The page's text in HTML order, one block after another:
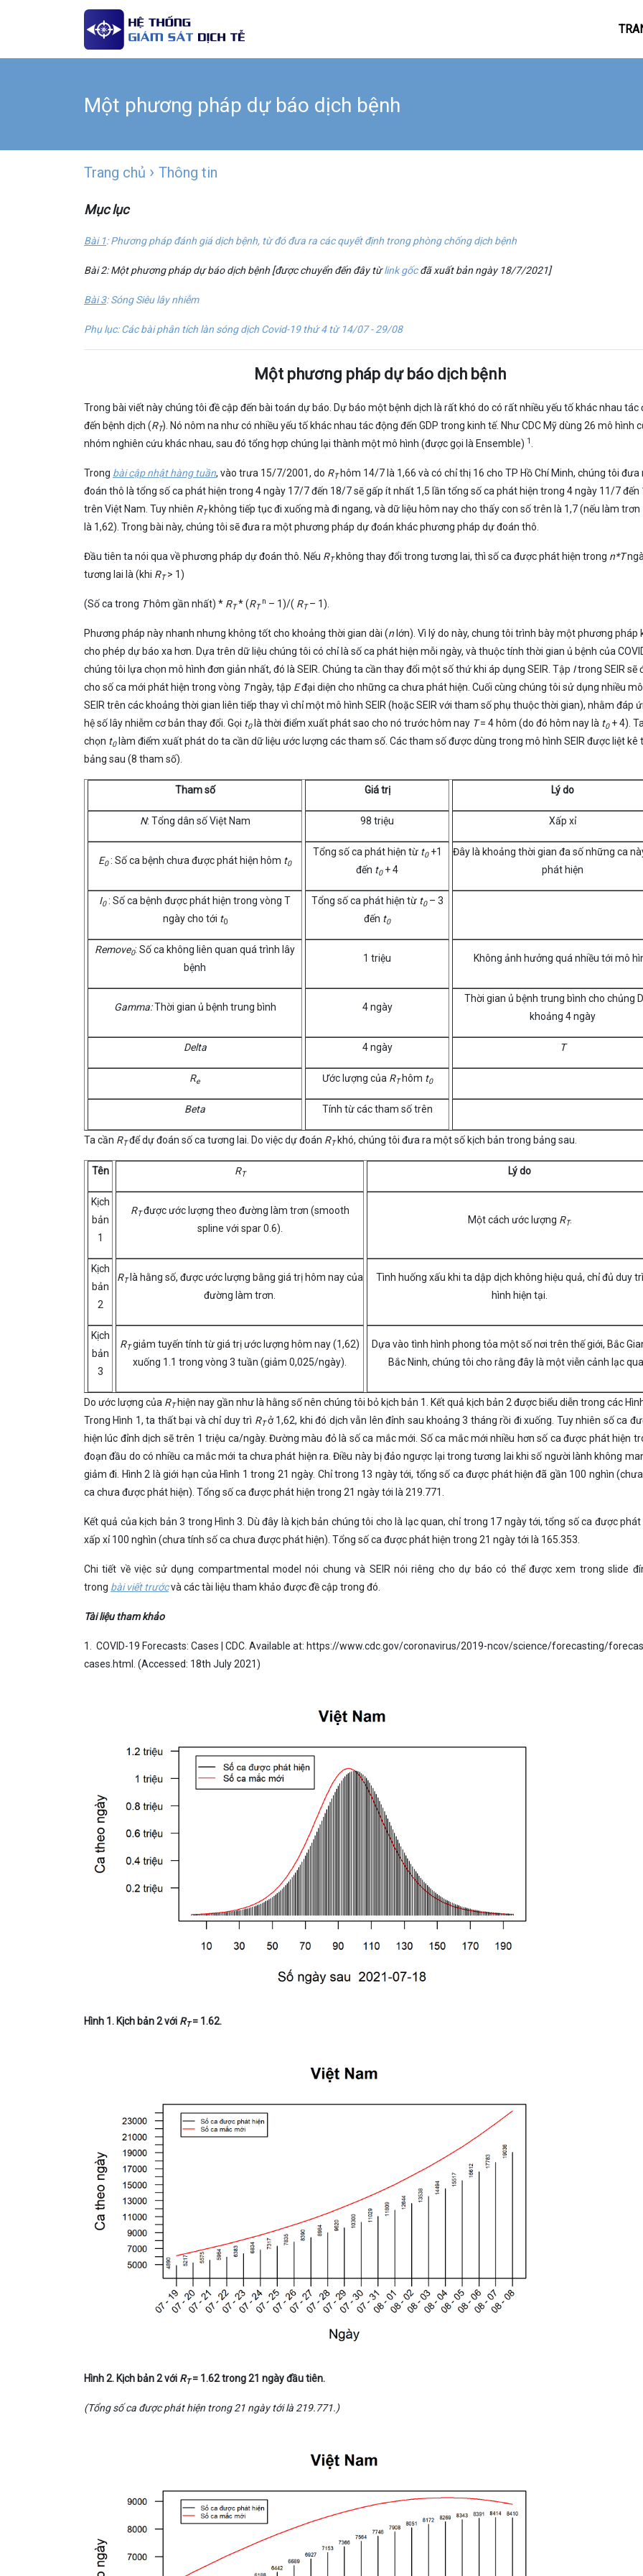
Một phương pháp dự báo dịch bệnh
Trang chủ › Thông tin
Mục lục
Bài 1: Phương pháp đánh giá dịch bệnh, từ đó đưa ra các quyết định trong phòng chống dịch bệnh
Bài 2: Một phương pháp dự báo dịch bệnh [được chuyển đến đây từlink gốcđã xuất bản ngày 18/7/2021]
Bài 3: Sóng Siêu lây nhiễm
Phụ lục: Các bài phân tích làn sóng dịch Covid-19 thứ 4 từ 14/07 - 29/08
Một phương pháp dự báo dịch bệnh
Trong bài viết này chúng tôi đề cập đến bài toán dự báo. Dự báo một bệnh dịch là rất khó do có rất nhiều yếu tố khác nhau tác
đến bệnh dịch (RT). Nó nôm na như có nhiều yếu tố khác nhau tác động đến GDP trong kinh tế. Như CDC Mỹ dùng 26 mô hình
nhóm nghiên cứu khác nhau, sau đó tổng hợp chúng lại thành một mô hình (được gọi là Ensemble) 1.
Trong bài cập nhật hàng tuần, vào trưa 15/7/2001, do RThôm 14/7 là 1,66 và có chỉ thị 16 cho TP Hồ Chí Minh, chúng tôi đưa
đoán thô là tổng số ca phát hiện trong 4 ngày 17/7 đến 18/7 sẽ gấp ít nhất 1,5 lần tổng số ca phát hiện trong 4 ngày 11/7 đến
trên Việt Nam. Tuy nhiên RTkhông tiếp tục đi xuống mà đi ngang, và dữ liệu hôm nay cho thấy con số trên là 1,7 (nếu làm trơn
là 1,62). Trong bài này, chúng tôi sẽ đưa ra một phương pháp dự đoán khác phương pháp dự đoán thô.
Đầu tiên ta nói qua về phương pháp dự đoán thô. Nếu RTkhông thay đổi trong tương lai, thì số ca được phát hiện trong n*T
tương lai là (khi RT> 1)
(Số ca trong Thôm gần nhất) * RT* (RT
n – 1)/( RT– 1).
Phương pháp này nhanh nhưng không tốt cho khoảng thời gian dài (n lớn). Vì lý do này, chung tôi trình bày một phương pháp
cho phép dự báo xa hơn. Dựa trên dữ liệu chúng tôi có chỉ là số ca phát hiện mỗi ngày, và thuộc tính thời gian ủ bệnh của
chúng tôi lựa chọn mô hình đơn giản nhất, đó là SEIR. Chúng ta cần thay đổi một số thứ khi áp dụng SEIR. Tập Itrong SEIR sẽ
cho số ca mới phát hiện trong vòng Tngày, tập Eđại diện cho những ca chưa phát hiện. Cuối cùng chúng tôi sử dụng nhiều
SEIR trên các khoảng thời gian liên tiếp thay vì chỉ một mô hình SEIR (hoặc SEIR với tham số phụ thuộc thời gian), nhằm đáp
hệ số lây nhiễm cơ bản thay đổi. Gọi t0là thời điểm xuất phát sao cho nó trước hôm nay T= 4 hôm (do đó hôm nay là t0+ 4).
chọn t0làm điểm xuất phát do ta cần dữ liệu ước lượng các tham số. Các tham số được dùng trong mô hình SEIR được liệt kê
bảng sau (8 tham số).
Tham số Giá trị Lý do
N: Tổng dân số Việt Nam 98 triệu Xấp xỉ
E0: Số ca bệnh chưa được phát hiện hôm t0
Tổng số ca phát hiện từ t0+1
đến t0+ 4
Đây là khoảng thời gian đa số những ca
phát hiện
I0: Số ca bệnh được phát hiện trong vòng T
ngày cho tới t0
Tổng số ca phát hiện từ t0– 3
đến t0
Remove0: Số ca không liên quan quá trình lây
bệnh
1 triệu Không ảnh hưởng quá nhiều tới mô
Gamma:Thời gian ủ bệnh trung bình 4 ngày
Thời gian ủ bệnh trung bình cho chủng
khoảng 4 ngày
Delta 4 ngày T
Re Ước lượng của RThôm t0
Beta Tính từ các tham số trên
Ta cần RTđể dự đoán số ca tương lai. Do việc dự đoán RTkhó, chúng tôi đưa ra một số kịch bản trong bảng sau.
Tên RT Lý do
Kịch
bản
1
RTđược ước lượng theo đường làm trơn (smooth
spline với spar 0.6).
Một cách ước lượng RT.
Kịch
bản
2
RTlà hằng số, được ước lượng bằng giá trị hôm nay của
đường làm trơn.
Tình huống xấu khi ta dập dịch không hiệu quả, chỉ đủ duy
hình hiện tại.
Kịch
bản
3
RTgiảm tuyến tính từ giá trị ước lượng hôm nay (1,62)
xuống 1.1 trong vòng 3 tuần (giảm 0,025/ngày).
Dựa vào tình hình phong tỏa một số nơi trên thế giới, Bắc
Bắc Ninh, chúng tôi cho rằng đây là một viễn cảnh lạc
Do ước lượng của RThiện nay gần như là hằng số nên chúng tôi bỏ kịch bản 1. Kết quả kịch bản 2 được biểu diễn trong các
Trong Hình 1, ta thất bại và chỉ duy trì RTở 1,62, khi đó dịch vẫn lên đỉnh sau khoảng 3 tháng rồi đi xuống. Tuy nhiên số ca
hiện lúc đỉnh dịch sẽ trên 1 triệu ca/ngày. Đường màu đỏ là số ca mắc mới. Số ca mắc mới nhiều hơn số ca được phát hiện
đoạn đầu do có nhiều ca mắc mới ta chưa phát hiện ra. Điều này bị đảo ngược lại trong tương lai khi số người lành không
giảm đi. Hình 2 là giới hạn của Hình 1 trong 21 ngày. Chỉ trong 13 ngày tới, tổng số ca được phát hiện đã gần 100 nghìn
ca chưa được phát hiện). Tổng số ca được phát hiện trong 21 ngày tới là 219.771.
Kết quả của kịch bản 3 trong Hình 3. Dù đây là kịch bản chúng tôi cho là lạc quan, chỉ trong 17 ngày tới, tổng số ca được phát
xấp xỉ 100 nghìn (chưa tính số ca chưa được phát hiện). Tổng số ca được phát hiện trong 21 ngày tới là 165.353.
Chi tiết về việc sử dụng compartmental model nói chung và SEIR nói riêng cho dự báo có thể được xem trong slide
trong bài viết trướcvà các tài liệu tham khảo được đề cập trong đó.
Tài liệu tham khảo
1. COVID-19 Forecasts: Cases | CDC. Available at: https://www.cdc.gov/coronavirus/2019-ncov/science/forecasting/
cases.html. (Accessed: 18th July 2021)
Hình 1. Kịch bản 2 với RT= 1.62.
Hình 2. Kịch bản 2 với RT= 1.62 trong 21 ngày đầu tiên.
(Tổng số ca được phát hiện trong 21 ngày tới là 219.771.)